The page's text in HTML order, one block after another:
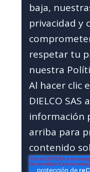
baja,
privacidad y
respetar tu
nuestra
Al hacer clic
DIELCO
información
arriba para
contenido